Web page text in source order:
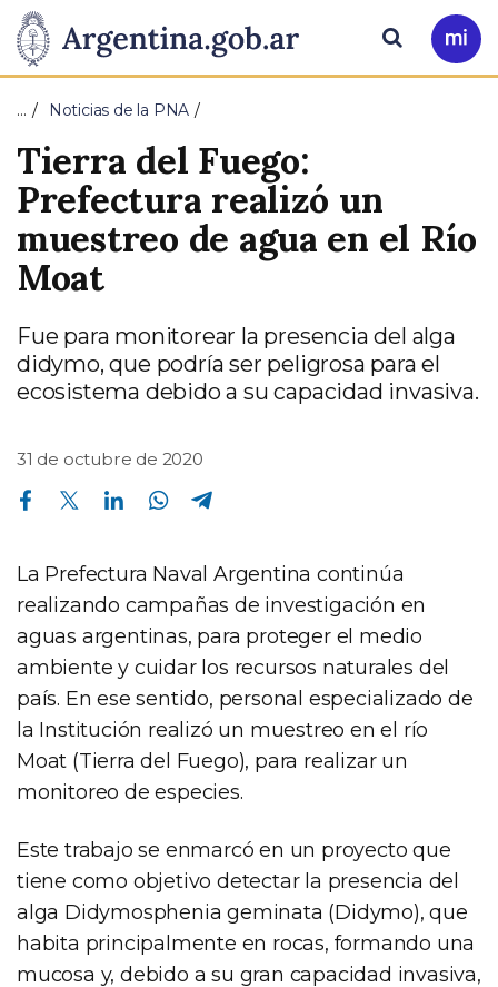
Presidencia
de
la
Nación
Pasar al contenido principal
Ir
a
Buscar
… Noticias de la PNA
Tierra del Fuego:
Prefectura realizó un
muestreo de agua en el Río
Moat
Fue para monitorear la presencia del alga
didymo, que podría ser peligrosa para el
ecosistema debido a su capacidad invasiva.
31 de octubre de 2020
Compartir en Facebook Compartir en Twitter Compartir en Linkedin Compartir en Whatsapp
La Prefectura Naval Argentina continúa
realizando campañas de investigación en
aguas argentinas, para proteger el medio
ambiente y cuidar los recursos naturales del
país. En ese sentido, personal especializado de
la Institución realizó un muestreo en el río
Moat (Tierra del Fuego), para realizar un
monitoreo de especies.
Este trabajo se enmarcó en un proyecto que
tiene como objetivo detectar la presencia del
alga Didymosphenia geminata (Didymo), que
habita principalmente en rocas, formando una
mucosa y, debido a su gran capacidad invasiva,